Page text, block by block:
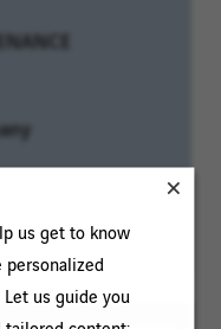
us get to know
personalized
us guide you